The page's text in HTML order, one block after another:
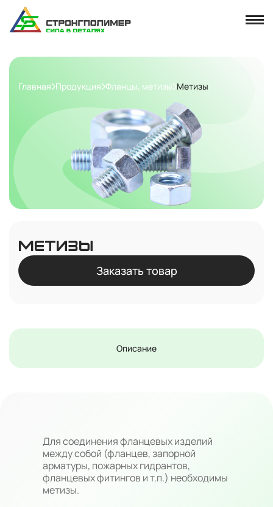
Главная Продукция Фланцы, метизы Метизы
МЕТИЗЫ
Заказать товар
Описание
Для соединения фланцевых изделий
между собой (фланцев, запорной
арматуры, пожарных гидрантов,
фланцевых фитингов и т.п.) необходимы
метизы.